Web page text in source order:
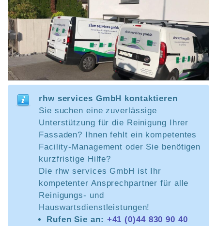
rhw services GmbH kontaktieren
Sie suchen eine zuverlässige
Unterstützung für die Reinigung Ihrer
Fassaden? Ihnen fehlt ein kompetentes
Facility-Management oder Sie benötigen
kurzfristige Hilfe?
Die rhw services GmbH ist Ihr
kompetenter Ansprechpartner für alle
Reinigungs- und
Hauswartsdienstleistungen!
Rufen Sie an: +41 (0)44 830 90 40